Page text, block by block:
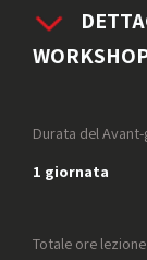
Durata del
1 giornata
Totale ore